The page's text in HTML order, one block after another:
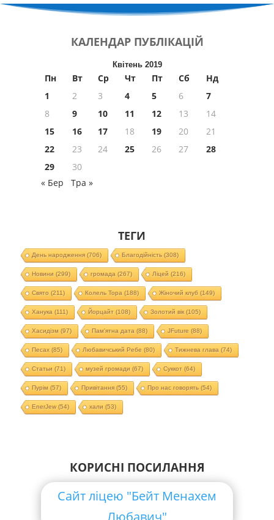
КАЛЕНДАР ПУБЛІКАЦІЙ
Квітень 2019
Пн Вт Ср Чт Пт Сб
Нд
1
2 3 4 5 6
7
8
9 10 11 12 13
14
15
16 17 18 19 20
21
22
23 24 25 26 27
28
29
30
« Бер
Тра »
ТЕГИ
День народження(706) Благодійність (308)
Новини (299) громада (267) Ліцей (216)
Свято (211) Колель Тора (188) Жіночий клуб (149)
Ханука (111) Йорцайт (108) Золотий вік(105)
Хасидізм (97) Пам'ятна дата (88) JFuture (88)
Песах(85) Любавичський Ребе (80) Тижнева глава (74)
Статьи (71) музей громади (67) Суккот (64)
Пурім (57) Привітання(55) Про нас говорять (54)
EnerJew(54) хали (53)
КОРИСНІ ПОСИЛАННЯ
Сайт ліцею "Бейт Менахем
Любавич"